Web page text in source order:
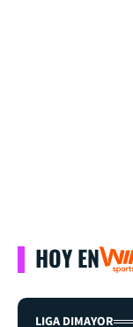
HOY EN
LIGA DIMAYOR